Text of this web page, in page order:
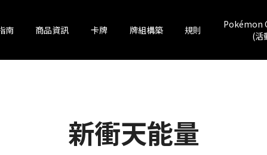
南 商品資訊 卡牌 牌組構築 規則
Pokémon
(活
新衝天能量